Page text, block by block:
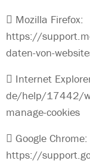
 Mozilla Firefox:
https://
daten-von-
 Internet
de/help/17442/
manage-cookies
 Google Chrome:
https://